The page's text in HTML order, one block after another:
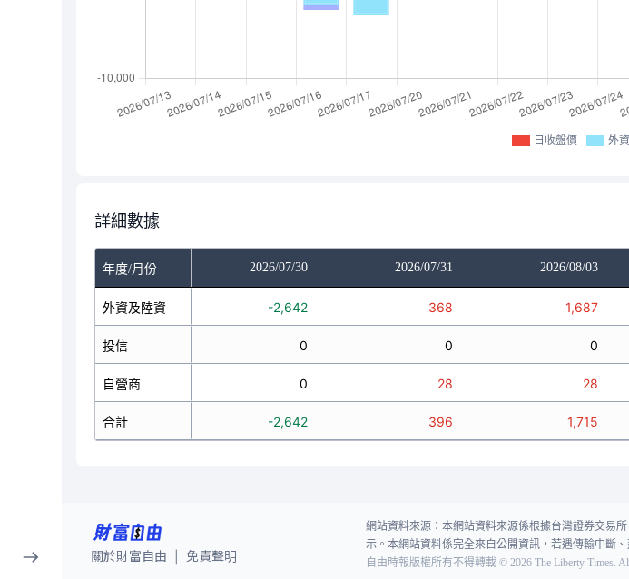
日收盤價 外
詳細數據
年度/月份
2026/07/29 2026/07/30 2026/07/31 2026/08/03
外資及陸資
投信
自營商
合計
-354 -2,642 368 1,687
0 0 0
0 28 28
-2,642 396 1,715
關於財富自由 免責聲明
網站資料來源：本網站資料來源係根據台灣證券交易
示。本網站資料係完全來自公開資訊，若遇傳輸中斷
自由時報版權所有不得轉載 © 2026 The Liberty Times.